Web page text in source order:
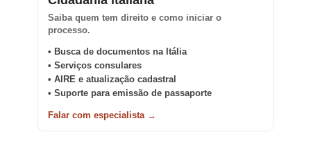
Saiba quem tem direito e como iniciar o
processo.
• Busca de documentos na Itália
• Serviços consulares
• AIRE e atualização cadastral
• Suporte para emissão de passaporte
Falar com especialista →